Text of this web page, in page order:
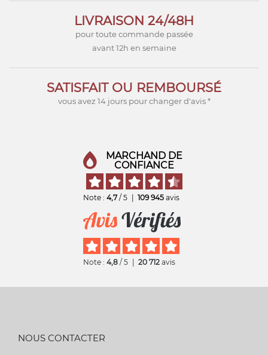
LIVRAISON 24/48H
pour toute commande passée
avant 12h en semaine
SATISFAIT OU REMBOURSÉ
vous avez 14 jours pour changer d'avis *
MARCHAND DE
CONFIANCE
Note : 4,7 / 5 109 945 avis
Note : 4,8 / 5 20 712 avis
NOUS CONTACTER